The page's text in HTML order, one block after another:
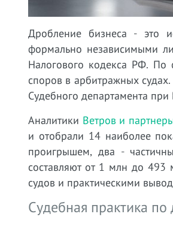
Дробление бизнеса - это
формально независимыми
Налогового кодекса РФ. По
споров в арбитражных
Судебного департамента
Аналитики Ветров и
и отобрали 14 наиболее
проигрышем, два -
составляют от 1 млн до
судов и практическими
Судебная практика